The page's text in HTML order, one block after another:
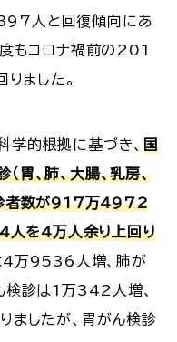
人と回復傾向にあ
もコロナ禍前の201
ました。
学的根拠に基づき、国
胃、肺、大腸、乳房、
者数が917万4972
を4万人余り上回り
4万9536人増、肺が
診は1万342人増、
したが、胃がん検診